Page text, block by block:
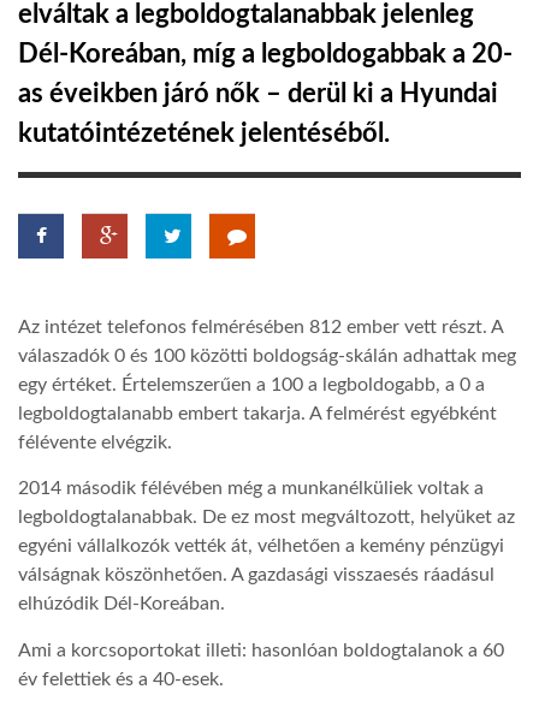
HÍR3D
TROPICALMAGAZIN
AFRIKA TUDÁSTÁR
LINKTR.EE
GLOBOZSARU
DOBRAVERO.HU
elváltak a legboldogtalanabbak jelenleg
Dél-Koreában, míg a legboldogabbak a 20-
as éveikben járó nők – derül ki a Hyundai
kutatóintézetének jelentéséből.
Az intézet telefonos felmérésében 812 ember vett részt. A
válaszadók 0 és 100 közötti boldogság-skálán adhattak meg
egy értéket. Értelemszerűen a 100 a legboldogabb, a 0 a
legboldogtalanabb embert takarja. A felmérést egyébként
félévente elvégzik.
2014 második félévében még a munkanélküliek voltak a
legboldogtalanabbak. De ez most megváltozott, helyüket az
egyéni vállalkozók vették át, vélhetően a kemény pénzügyi
válságnak köszönhetően. A gazdasági visszaesés ráadásul
elhúzódik Dél-Koreában.
Ami a korcsoportokat illeti: hasonlóan boldogtalanok a 60
év felettiek és a 40-esek.